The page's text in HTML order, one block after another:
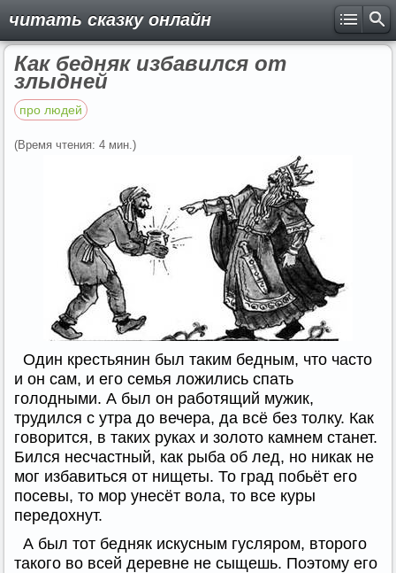
читать сказку онлайн
Как бедняк избавился от
злыдней
про людей
(Время чтения: 4 мин.)
Один крестьянин был таким бедным, что часто
и он сам, и его семья ложились спать
голодными. А был он работящий мужик,
трудился с утра до вечера, да всё без толку. Как
говорится, в таких руках и золото камнем станет.
Бился несчастный, как рыба об лед, но никак не
мог избавиться от нищеты. То град побьёт его
посевы, то мор унесёт вола, то все куры
передохнут.
А был тот бедняк искусным гусляром, второго
такого во всей деревне не сыщешь. Поэтому его